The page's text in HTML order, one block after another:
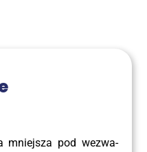
mniej­sza pod wezwa­